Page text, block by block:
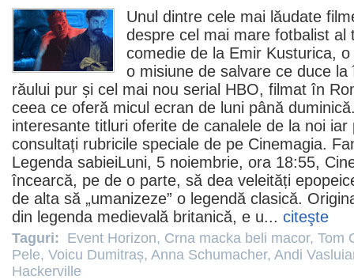
Unul dintre cele mai lăudate
despre cel mai mare fotbalist al
comedie de la Emir Kusturica,
o misiune de salvare ce duce
răului pur și cel mai nou serial HBO, filmat în
ceea ce oferă micul ecran de luni până
interesante titluri oferite de canalele de la noi
consultați rubricile speciale de pe Cinemagia.
Legenda sabieiLuni, 5 noiembrie, ora 18:55,
încearcă, pe de o parte, să dea veleități
de alta să „umanizeze” o legendă clasică.
din legenda medievală britanică, e u... citeşte
Taguri: Event Horizon, Crna macka beli macor, Tom
Pele, Voicu Dumitraș, Anna Schumacher, Andi
Hackerville